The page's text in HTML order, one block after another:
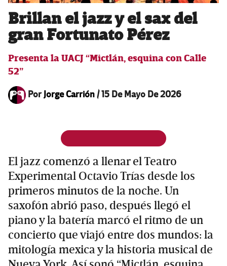
Brillan el jazz y el sax del
gran Fortunato Pérez
Presenta la UACJ “Mictlán, esquina con Calle
52”
PorJorge Carrión/15 De Mayo De 2026
El jazz comenzó a llenar el Teatro
Experimental Octavio Trías desde los
primeros minutos de la noche. Un
saxofón abrió paso, después llegó el
piano y la batería marcó el ritmo de un
concierto que viajó entre dos mundos: la
mitología mexica y la historia musical de